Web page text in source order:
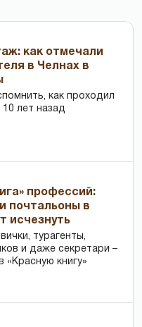
как отмечали
в Челнах в
как проходил
лет назад
профессий:
почтальоны в
исчезнуть
тур­агенты,
и даже секретари –
«Красную книгу»